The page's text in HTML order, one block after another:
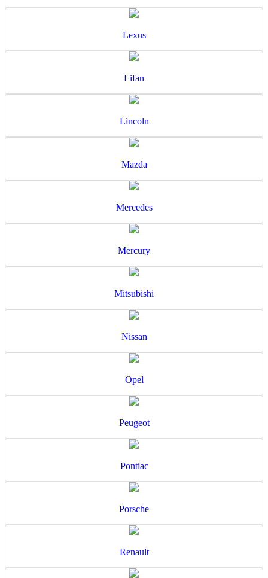
Lexus
Lifan
Lincoln
Mazda
Mercedes
Mercury
Mitsubishi
Nissan
Opel
Peugeot
Pontiac
Porsche
Renault